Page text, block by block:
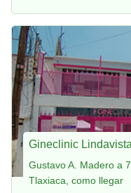
Gineclinic Lindavista
Gustavo A. Madero a
Tlaxiaca, como llegar